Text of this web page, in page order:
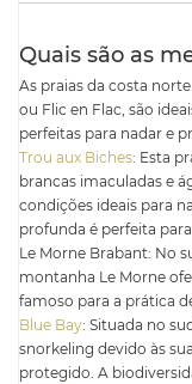
Quais são as
As praias da costa
ou Flic en Flac, são
perfeitas para nadar e
Trou aux Biches: Esta
brancas imaculadas e
condições ideais para
profunda é perfeita
Le Morne Brabant: No
montanha Le Morne
famoso para a prática
Blue Bay: Situada no
snorkeling devido às
protegido. A